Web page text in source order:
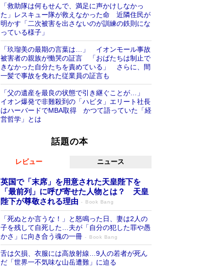
「救助隊は何もせんで、満足に声かけしなかっ
た」レスキュー隊が救えなかった命 近隣住民が
明かす「二次被害を出さないのが訓練の鉄則にな
っている様子」
「玖瑠美の最期の言葉は…」 イオンモール事故
被害者の親族が慟哭の証言 「おばたちは制止で
きなかった自分たちを責めている」 さらに、間
一髪で事故を免れた従業員の証言も
「父の遺産を最良の状態で引き継ぐことが…」
イオン爆発で非難殺到の「ハビタ」エリート社長
はハーバードでMBA取得 かつて語っていた「経
営哲学」とは
話題の本
レビュー ニュース
英国で「末席」を用意された天皇陛下を
「最前列」に呼び寄せた人物とは？ 天皇
陛下が尊敬される理由
Book Bang
「死ぬとか言うな！」と怒鳴った日、妻は2人の
子を残して自死した…夫が「自分の犯した罪や愚
かさ」に向き合う魂の一冊
Book Bang
舌は欠損、衣服には高放射線…9人の若者が死ん
だ「世界一不気味な山岳遭難」に迫る